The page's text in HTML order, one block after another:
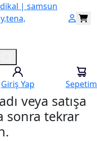
Giriş Yap Sepetim
veya satışa
sonra tekrar